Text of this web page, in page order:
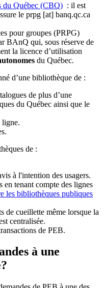
du Québec (CBQ) : il est
le prpg [at] banq.qc.ca
pour groupes (PRPG)
BAnQ qui, sous réserve de
la licence d’utilisation
du Québec.
d’une bibliothèque de :
de plus d’une
du Québec ainsi que le
ligne.
de :
à l'intention des usagers.
en tenant compte des lignes
les bibliothèques publiques
de cueillette même lorsque la
centralisée.
de PEB.
à une